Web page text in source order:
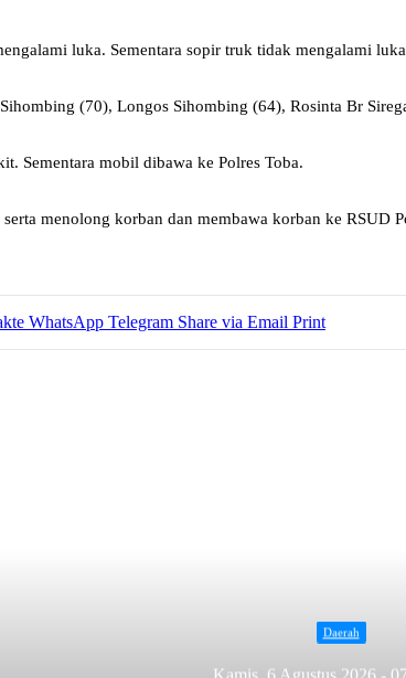
luka. Sementara sopir truk tidak mengalami
(70), Longos Sihombing (64), Rosinta Br
Sementara mobil dibawa ke Polres Toba.
menolong korban dan membawa korban ke RSUD
WhatsApp Telegram Share via Email Print
Daerah